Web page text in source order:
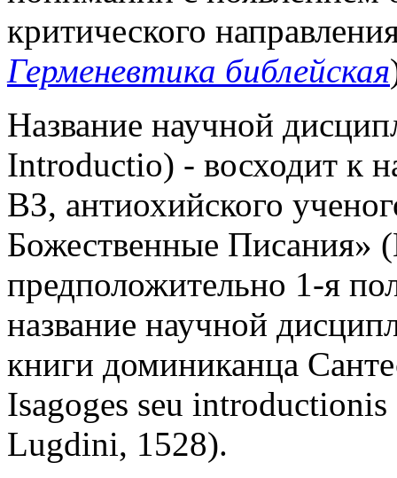
критического
Герменевтика библейская
Название научной
Introductio) - восходит к
ВЗ, антиохийского
Божественные Писания»
предположительно 1-я
название научной
книги доминиканца
Isagoges seu
Lugdini, 1528).